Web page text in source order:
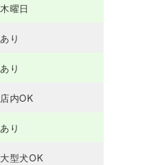
木曜日
あり
あり
店内OK
あり
大型犬OK